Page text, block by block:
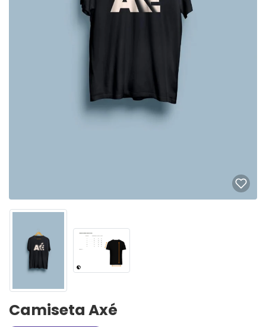
Camiseta Axé